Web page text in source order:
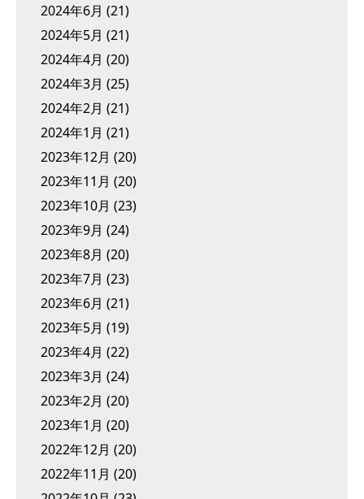
2024年6月 (21)
2024年5月 (21)
2024年4月 (20)
2024年3月 (25)
2024年2月 (21)
2024年1月 (21)
2023年12月 (20)
2023年11月 (20)
2023年10月 (23)
2023年9月 (24)
2023年8月 (20)
2023年7月 (23)
2023年6月 (21)
2023年5月 (19)
2023年4月 (22)
2023年3月 (24)
2023年2月 (20)
2023年1月 (20)
2022年12月 (20)
2022年11月 (20)